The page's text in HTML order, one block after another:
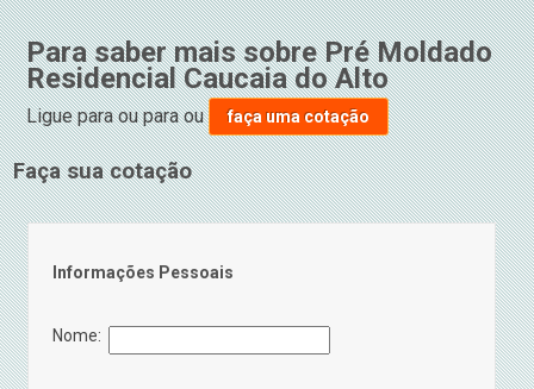
Para saber mais sobre Pré Moldado
Residencial Caucaia do Alto
Ligue paraou paraou faça uma cotação
Faça sua cotação
Informações Pessoais
Nome: